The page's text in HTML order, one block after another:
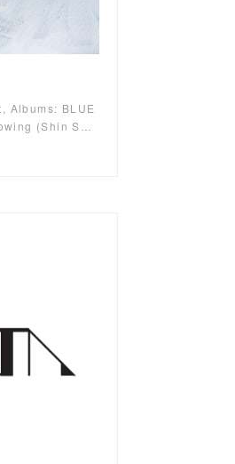
Albums: BLUE